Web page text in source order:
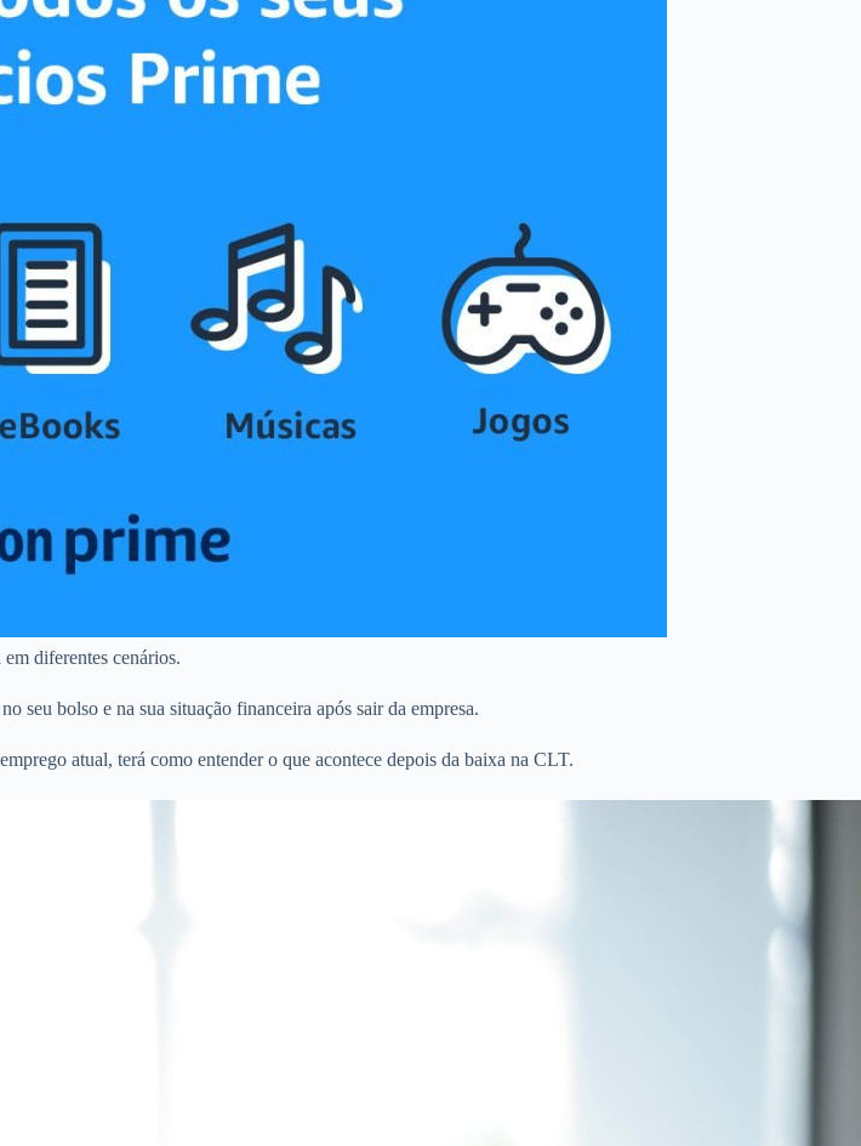
diferentes cenários.
seu bolso e na sua situação financeira após sair da empresa.
atual, terá como entender o que acontece depois da baixa na CLT.